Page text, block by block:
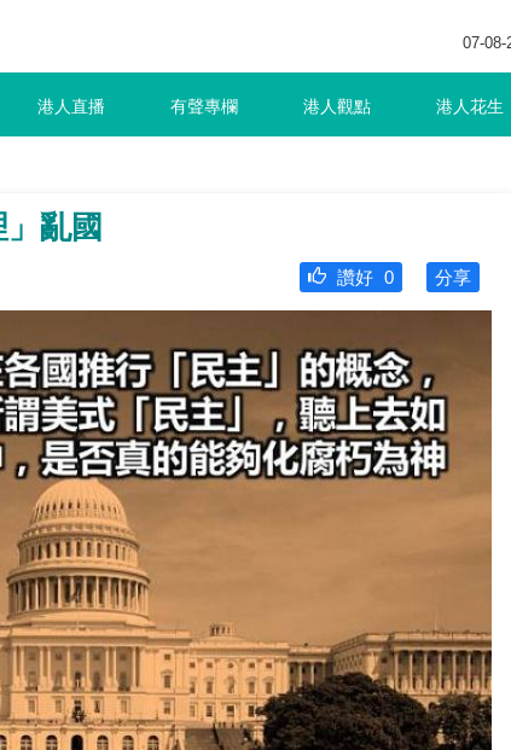
07-08-
港人直播 有聲專欄 港人觀點 港人花生
亂國
分享
讚好 0